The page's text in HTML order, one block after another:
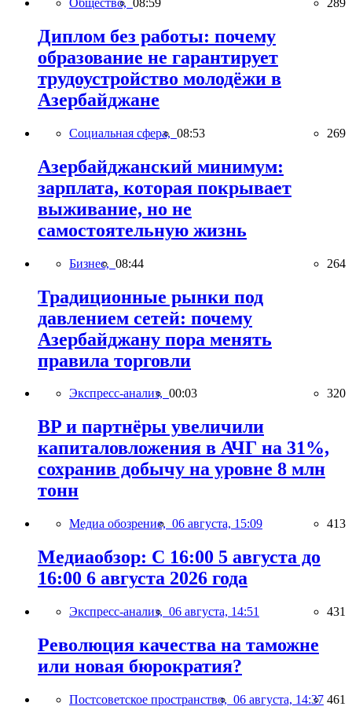
Общество, 08:59 289
Диплом без работы: почему
образование не гарантирует
трудоустройство молодёжи в
Азербайджане
Социальная сфера, 08:53 269
Азербайджанский минимум:
зарплата, которая покрывает
выживание, но не
самостоятельную жизнь
Бизнес, 08:44 264
Традиционные рынки под
давлением сетей: почему
Азербайджану пора менять
правила торговли
Экспресс-анализ, 00:03 320
BP и партнёры увеличили
капиталовложения в АЧГ на 31%,
сохранив добычу на уровне 8 млн
тонн
Медиа обозрение, 06 августа, 15:09 413
Медиаобзор: С 16:00 5 августа до
16:00 6 августа 2026 года
Экспресс-анализ, 06 августа, 14:51 431
Революция качества на таможне
или новая бюрократия?
Постсоветское пространство, 06 августа, 14:37 461